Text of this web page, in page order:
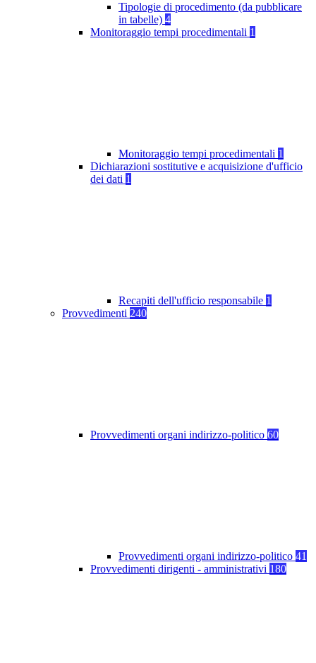
Tipologie di procedimento (da pubblicare
in tabelle) 4
Monitoraggio tempi procedimentali 1
Monitoraggio tempi procedimentali 1
Dichiarazioni sostitutive e acquisizione d'ufficio
dei dati 1
Recapiti dell'ufficio responsabile 1
Provvedimenti 240
Provvedimenti organi indirizzo-politico 60
Provvedimenti organi indirizzo-politico 41
Provvedimenti dirigenti - amministrativi 180